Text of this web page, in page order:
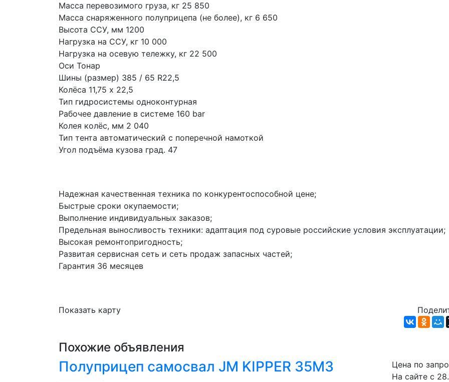
Масса перевозимого груза, кг 25 850
Масса снаряженного полуприцепа (не более), кг 6 650
Высота ССУ, мм 1200
Нагрузка на ССУ, кг 10 000
Нагрузка на осевую тележку, кг 22 500
Оси Тонар
Шины (размер) 385 / 65 R22,5
Колёса 11,75 x 22,5
Тип гидросистемы одноконтурная
Рабочее давление в системе 160 bar
Колея колёс, мм 2 040
Тип тента автоматический с поперечной намоткой
Угол подъёма кузова град. 47
Надежная качественная техника по конкурентоспособной цене;
Быстрые сроки окупаемости;
Выполнение индивидуальных заказов;
Предельная выносливость техники: адаптация под суровые российские условия эксплуатации;
Высокая ремонтопригодность;
Развитая сервисная сеть и сеть продаж запасных частей;
Гарантия 36 месяцев
Показать карту
Похожие объявления
Полуприцеп самосвал JM KIPPER 35М3
Цена по
На сайте с